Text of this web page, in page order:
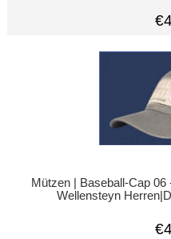
Mützen | Baseball-Cap
Wellensteyn